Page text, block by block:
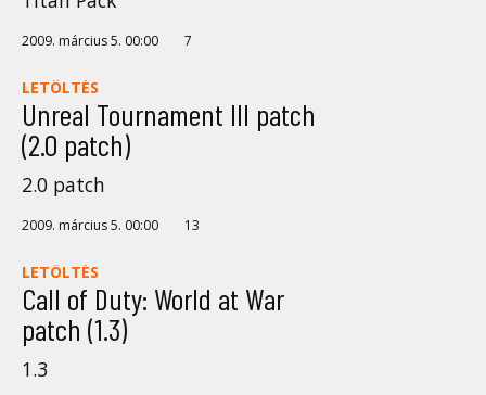
2009. március 5. 00:00 7
LETÖLTÉS
Unreal Tournament III patch
(2.0 patch)
2.0 patch
2009. március 5. 00:00 13
LETÖLTÉS
Call of Duty: World at War
patch (1.3)
1.3